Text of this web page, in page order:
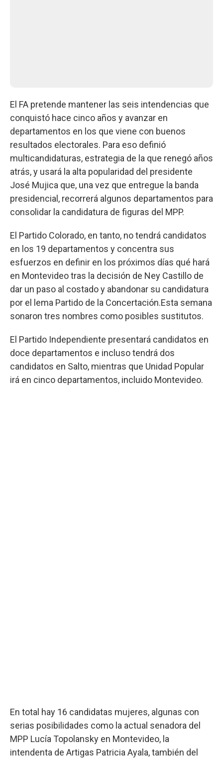
El FA pretende mantener las seis intendencias que
conquistó hace cinco años y avanzar en
departamentos en los que viene con buenos
resultados electorales. Para eso definió
multicandidaturas, estrategia de la que renegó años
atrás, y usará la alta popularidad del presidente
José Mujica que, una vez que entregue la banda
presidencial, recorrerá algunos departamentos para
consolidar la candidatura de figuras del MPP.
El Partido Colorado, en tanto, no tendrá candidatos
en los 19 departamentos y concentra sus
esfuerzos en definir en los próximos días qué hará
en Montevideo tras la decisión de Ney Castillo de
dar un paso al costado y abandonar su candidatura
por el lema Partido de la Concertación.Esta semana
sonaron tres nombres como posibles sustitutos.
El Partido Independiente presentará candidatos en
doce departamentos e incluso tendrá dos
candidatos en Salto, mientras que Unidad Popular
irá en cinco departamentos, incluido Montevideo.
En total hay 16 candidatas mujeres, algunas con
serias posibilidades como la actual senadora del
MPP Lucía Topolansky en Montevideo, la
intendenta de Artigas Patricia Ayala, también del